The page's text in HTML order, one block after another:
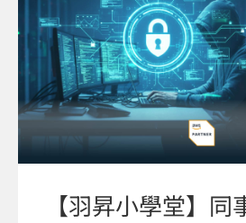
【羽昇小學堂】